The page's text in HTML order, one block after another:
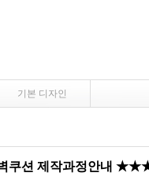
기본 디자인
쿠션 제작과정안내